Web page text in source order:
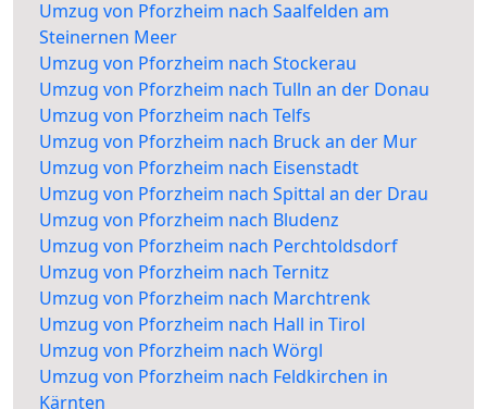
Umzug von Pforzheim nach Saalfelden am
Steinernen Meer
Umzug von Pforzheim nach Stockerau
Umzug von Pforzheim nach Tulln an der Donau
Umzug von Pforzheim nach Telfs
Umzug von Pforzheim nach Bruck an der Mur
Umzug von Pforzheim nach Eisenstadt
Umzug von Pforzheim nach Spittal an der Drau
Umzug von Pforzheim nach Bludenz
Umzug von Pforzheim nach Perchtoldsdorf
Umzug von Pforzheim nach Ternitz
Umzug von Pforzheim nach Marchtrenk
Umzug von Pforzheim nach Hall in Tirol
Umzug von Pforzheim nach Wörgl
Umzug von Pforzheim nach Feldkirchen in
Kärnten